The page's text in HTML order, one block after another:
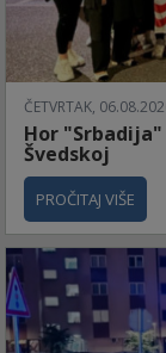
ČETVRTAK,
Hor
Švedskoj
PROČITAJ VIŠE